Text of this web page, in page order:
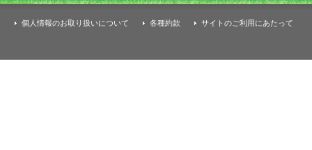
個人情報のお取り扱いについて 各種約款 サイトのご利用にあたって